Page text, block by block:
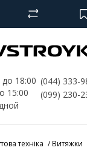
18:00
15:00
(044) 333-
(099) 230-
техніка Витяжки